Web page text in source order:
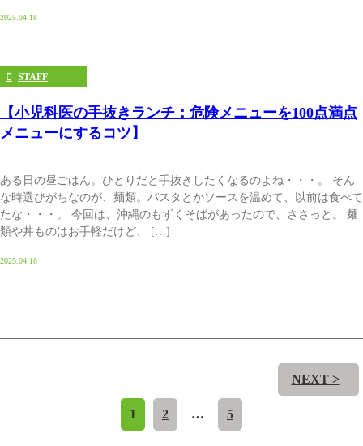
2025.04.18
STAFF
【小児科医の手抜きランチ：危険メニューを100点満点
メニューにするコツ】
ある日の昼ごはん。ひとりだと手抜きしたくなるのよね・・・。 そん
な時選びがちなのが、麺類。パスタとかソースを温めて、以前は食べて
たな・・・。 今回は、沖縄のもずくそばがあったので、ささっと。 麺
類や丼ものはお手軽だけど、 […]
2025.04.18
1 2 … 5
NEXT >